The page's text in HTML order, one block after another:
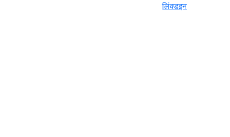
लिंक्डइन